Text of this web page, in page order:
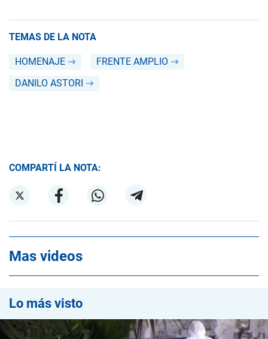
TEMAS DE LA NOTA
HOMENAJE
FRENTE AMPLIO
DANILO ASTORI
COMPARTÍ LA NOTA:
Mas videos
Lo más visto